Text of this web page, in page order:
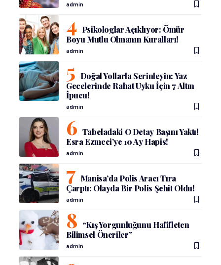
admin
Psikologlar Açıklıyor: Ömür
Boyu Mutlu Olmanın Kuralları!
admin
Doğal Yollarla Serinleyin: Yaz
Gecelerinde Rahat Uyku İçin 7 Altın
İpucu!
admin
Tabeladaki O Detay Başını Yaktı!
Esra Ezmeci’ye 10 Ay Hapis!
admin
Manisa’da Polis Aracı Tıra
Çarptı: Olayda Bir Polis Şehit Oldu!
admin
“Kış Yorgunluğunu Hafifleten
Bilimsel Öneriler”
admin